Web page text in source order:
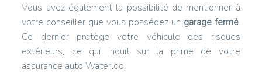
Vous avez également la possibilité de mentionner à
votre conseiller que vous possédez un garage fermé.
Ce dernier protège votre véhicule des risques
extérieurs, ce qui induit sur la prime de votre
assurance auto Waterloo.